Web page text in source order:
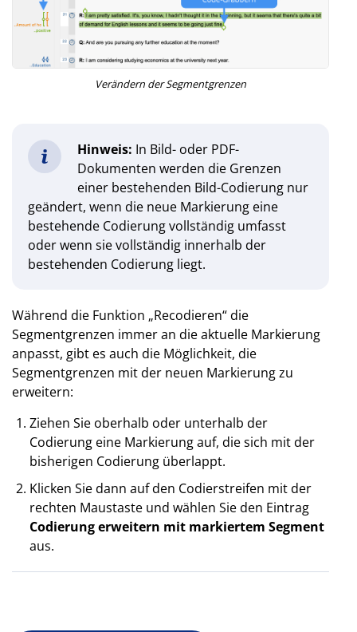
Verändern der Segmentgrenzen
Hinweis: In Bild- oder PDF-
Dokumenten werden die Grenzen
einer bestehenden Bild-Codierung nur
geändert, wenn die neue Markierung eine
bestehende Codierung vollständig umfasst
oder wenn sie vollständig innerhalb der
bestehenden Codierung liegt.
Während die Funktion „Recodieren“ die
Segmentgrenzen immer an die aktuelle Markierung
anpasst, gibt es auch die Möglichkeit, die
Segmentgrenzen mit der neuen Markierung zu
erweitern:
Ziehen Sie oberhalb oder unterhalb der
Codierung eine Markierung auf, die sich mit der
bisherigen Codierung überlappt.
Klicken Sie dann auf den Codierstreifen mit der
rechten Maustaste und wählen Sie den Eintrag
Codierung erweitern mit markiertem Segment
aus.